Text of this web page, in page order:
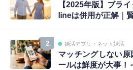
【2025年版】ブラ
lineは併用が正解｜
2 婚活アプリ・ネット婚活
マッチングしない
ールは鮮度が大事！